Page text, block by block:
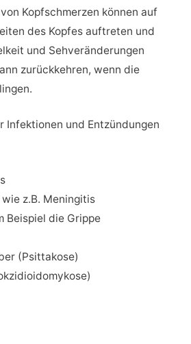
Kopfschmerzen können auf
des Kopfes auftreten und
und Sehveränderungen
zurückkehren, wenn die
Infektionen und Entzündungen
z.B. Meningitis
Beispiel die Grippe
(Psittakose)